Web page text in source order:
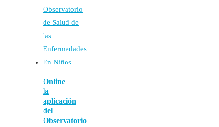
Online
la
aplicación
del
Observatorio